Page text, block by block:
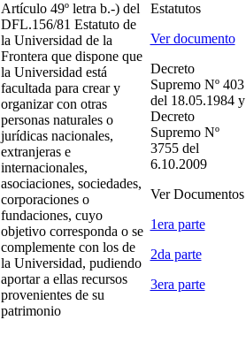
Artículo 49º letra b.-) del
DFL.156/81 Estatuto de
la Universidad de la
Frontera que dispone que
la Universidad está
facultada para crear y
organizar con otras
personas naturales o
jurídicas nacionales,
extranjeras e
internacionales,
asociaciones, sociedades,
corporaciones o
fundaciones, cuyo
objetivo corresponda o se
complemente con los de
la Universidad, pudiendo
aportar a ellas recursos
provenientes de su
patrimonio
Estatutos
Ver documento
Decreto
Supremo Nº 403
del 18.05.1984 y
Decreto
Supremo Nº
3755 del
6.10.2009
Ver Documentos
1era parte
2da parte
3era parte